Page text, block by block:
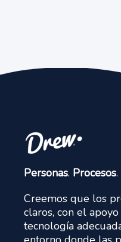
Personas. Procesos.
Creemos que los
claros, con el
tecnología